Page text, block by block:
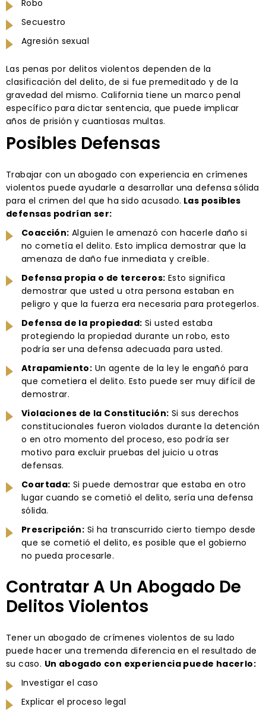
Robo
Secuestro
Agresión sexual
Las penas por delitos violentos dependen de la
clasificación del delito, de si fue premeditado y de la
gravedad del mismo. California tiene un marco penal
específico para dictar sentencia, que puede implicar
años de prisión y cuantiosas multas.
Posibles Defensas
Trabajar con un abogado con experiencia en crímenes
violentos puede ayudarle a desarrollar una defensa sólida
para el crimen del que ha sido acusado. Las posibles
defensas podrían ser:
Coacción: Alguien le amenazó con hacerle daño si
no cometía el delito. Esto implica demostrar que la
amenaza de daño fue inmediata y creíble.
Defensa propia o de terceros: Esto significa
demostrar que usted u otra persona estaban en
peligro y que la fuerza era necesaria para protegerlos.
Defensa de la propiedad: Si usted estaba
protegiendo la propiedad durante un robo, esto
podría ser una defensa adecuada para usted.
Atrapamiento: Un agente de la ley le engañó para
que cometiera el delito. Esto puede ser muy difícil de
demostrar.
Violaciones de la Constitución: Si sus derechos
constitucionales fueron violados durante la detención
o en otro momento del proceso, eso podría ser
motivo para excluir pruebas del juicio u otras
defensas.
Coartada: Si puede demostrar que estaba en otro
lugar cuando se cometió el delito, sería una defensa
sólida.
Prescripción: Si ha transcurrido cierto tiempo desde
que se cometió el delito, es posible que el gobierno
no pueda procesarle.
Contratar A Un Abogado De
Delitos Violentos
Tener un abogado de crímenes violentos de su lado
puede hacer una tremenda diferencia en el resultado de
su caso. Un abogado con experiencia puede hacerlo:
Investigar el caso
Explicar el proceso legal